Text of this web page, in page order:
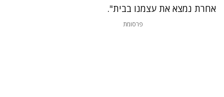
אחרת נמצא את עצמנו בבית".
פרסומת